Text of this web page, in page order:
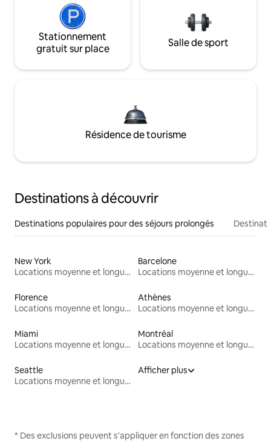
Stationnement
gratuit sur place
Salle de sport
Résidence de tourisme
Destinations à découvrir
Destinations populaires pour des séjours prolongés
New York
Locations moyenne et longue durée
Barcelone
Locations moyenne et longue durée
Florence
Locations moyenne et longue durée
Athènes
Locations moyenne et longue durée
Miami
Locations moyenne et longue durée
Montréal
Locations moyenne et longue durée
Seattle
Locations moyenne et longue durée
Afficher plus
* Des exclusions peuvent s'appliquer en fonction des zones